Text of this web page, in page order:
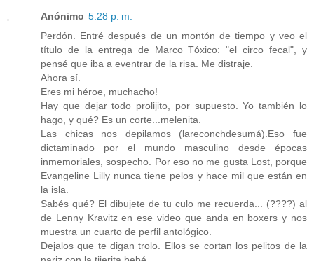
Anónimo 5:28 p. m.
Perdón. Entré después de un montón de tiempo y veo el
título de la entrega de Marco Tóxico: "el circo fecal", y
pensé que iba a eventrar de la risa. Me distraje.
Ahora sí.
Eres mi héroe, muchacho!
Hay que dejar todo prolijito, por supuesto. Yo también lo
hago, y qué? Es un corte...melenita.
Las chicas nos depilamos (lareconchdesumá).Eso fue
dictaminado por el mundo masculino desde épocas
inmemoriales, sospecho. Por eso no me gusta Lost, porque
Evangeline Lilly nunca tiene pelos y hace mil que están en
la isla.
Sabés qué? El dibujete de tu culo me recuerda... (????) al
de Lenny Kravitz en ese video que anda en boxers y nos
muestra un cuarto de perfil antológico.
Dejalos que te digan trolo. Ellos se cortan los pelitos de la